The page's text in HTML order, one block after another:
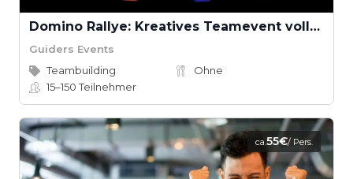
Domino Rallye: Kreatives Teamevent voller Spannung
Guiders Events
Teambuilding
Ohne
15–150Teilnehmer
ca.55€/ Pers.